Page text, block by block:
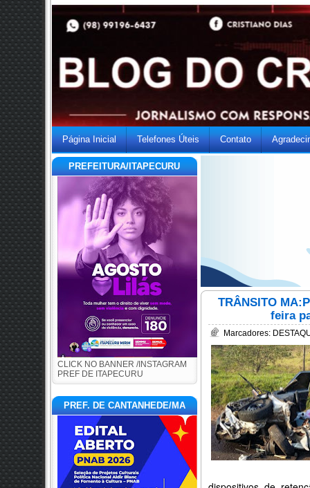
Página Inicial Telefones Úteis Contato
PREFEITURA/ITAPECURU
CLICK NO BANNER /INSTAGRAM
PREF DE ITAPECURU
PREF. DE CANTANHEDE/MA
TRÂNSITO
feira
Marcadores: